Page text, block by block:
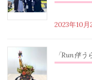
2023年10月
「Run伴